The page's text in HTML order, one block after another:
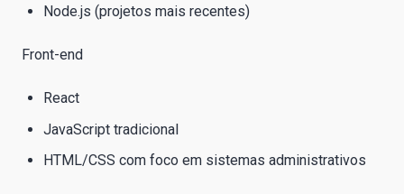
Node.js (projetos mais recentes)
Front-end
React
JavaScript tradicional
HTML/CSS com foco em sistemas administrativos